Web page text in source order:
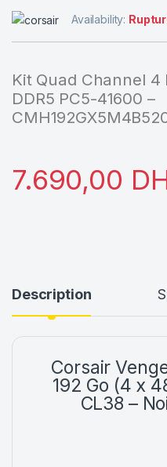
Availability:
Kit Quad Channel 4
DDR5 PC5-41600 –
7.690,00
Description
Corsair
192 Go (4 x
CL38 –